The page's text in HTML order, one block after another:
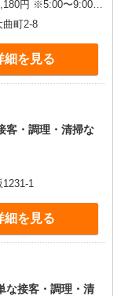
円 ※5:00〜9:00も
修中も給与の変動なし
町2-8
細を見る
客・調理・清掃な
1
細を見る
な接客・調理・清